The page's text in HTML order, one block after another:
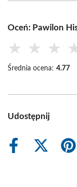
Oceń: Pawilon
★ ★ ★
Średnia ocena: 4.77
Udostępnij
Share
Share